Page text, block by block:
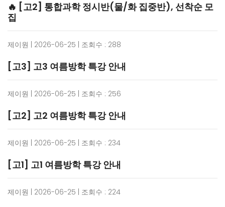
🔥 [고2] 통합과학 정시반(물/화 집중반), 선착순 모
집
제이원 | 2026-06-25 | 조회수 : 288
[고3] 고3 여름방학 특강 안내
제이원 | 2026-06-25 | 조회수 : 256
[고2] 고2 여름방학 특강 안내
제이원 | 2026-06-25 | 조회수 : 234
[고1] 고1 여름방학 특강 안내
제이원 | 2026-06-25 | 조회수 : 224